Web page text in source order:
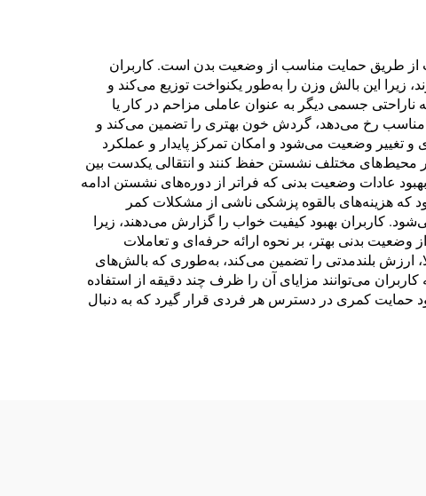
از طریق حمایت مناسب از وضعیت بدن است. کاربران
این بالش وزن را به‌طور یکنواخت توزیع می‌کند و
جسمی دیگر به عنوان عاملی مزاحم در کار یا
رخ می‌دهد، گردش خون بهتری را تضمین می‌کند و
وضعیت می‌شود و امکان تمرکز پایدار و عملکرد
محیط‌های مختلف نشستن حفظ کنند و انتقالی یکدست بین
عادات وضعیت بدنی که فراتر از دوره‌های نشستن ادامه
هزینه‌های بالقوه پزشکی ناشی از مشکلات کمر
کاربران بهبود کیفیت خواب را گزارش می‌دهند، زیرا
بدنی بهتر، بر نحوه ارائه حرفه‌ای و تعاملات
ارزش بلندمدتی را تضمین می‌کند، به‌طوری که بالش‌های
می‌توانند مزایای آن را ظرف چند دقیقه از استفاده
حمایت کمری در دسترس هر فردی قرار گیرد که به دنبال